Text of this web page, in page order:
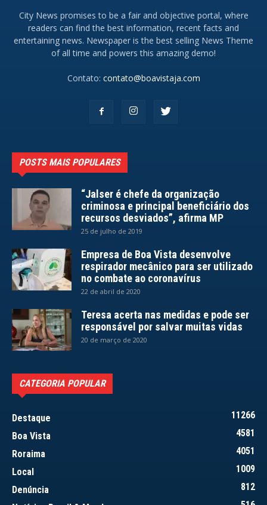
City News promises to be a fair and objective portal, where
readers can find the best information, recent facts and
entertaining news. Newspaper is the best selling News Theme
of all time and powers this amazing demo!
Contato: contato@boavistaja.com
POSTS MAIS POPULARES
“Jalser é chefe da organização
criminosa e principal beneficiário dos
recursos desviados”, afirma MP
25 de julho de 2019
Empresa de Boa Vista desenvolve
respirador mecânico para ser utilizado
no combate ao coronavírus
22 de abril de 2020
Teresa acerta nas medidas e pode ser
responsável por salvar muitas vidas
20 de março de 2020
CATEGORIA POPULAR
Destaque
11266
Boa Vista
4581
Roraima
4051
Local
1009
Denúncia
812